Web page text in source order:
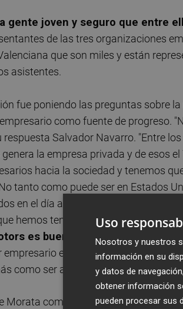
gente joven y seguro que entre
de las tres organizaciones
que son miles y están
asistentes.
fue poniendo las preguntas sobre
como fuente de progreso.
respuesta Salvador Navarro. "Entre
la empresa privada y de esos
hacia la sociedad y tenemos
tanto como puede ser en Estados
en el día a día y no hemos sido
hemos tenido
. En los años 50 en
es bueno para la economía
empresario es una decisión que uno
como ser arquitecto por ejemplo".
Morata comenzó su intervención
Uso
Nosotros y nuestros
información en su
y datos de
obtener información
pueden procesar sus